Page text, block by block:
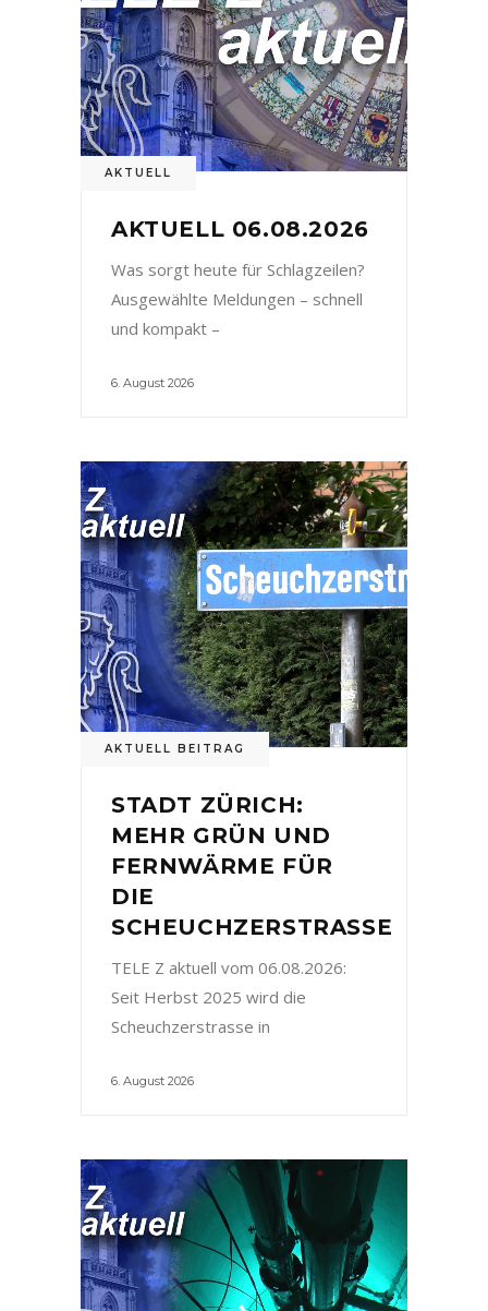
AKTUELL
AKTUELL 06.08.2026
Was sorgt heute für Schlagzeilen?
Ausgewählte Meldungen – schnell
und kompakt –
6. August 2026
AKTUELL BEITRAG
STADT ZÜRICH:
MEHR GRÜN UND
FERNWÄRME FÜR
DIE
SCHEUCHZERSTRASSE
TELE Z aktuell vom 06.08.2026:
Seit Herbst 2025 wird die
Scheuchzerstrasse in
6. August 2026